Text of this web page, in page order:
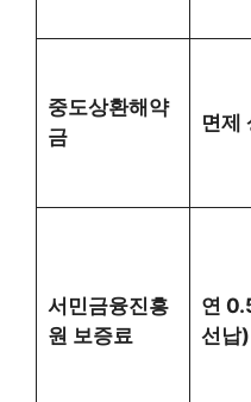
중도상환해약
금
면제
서민금융진흥
원 보증료
연
선납)